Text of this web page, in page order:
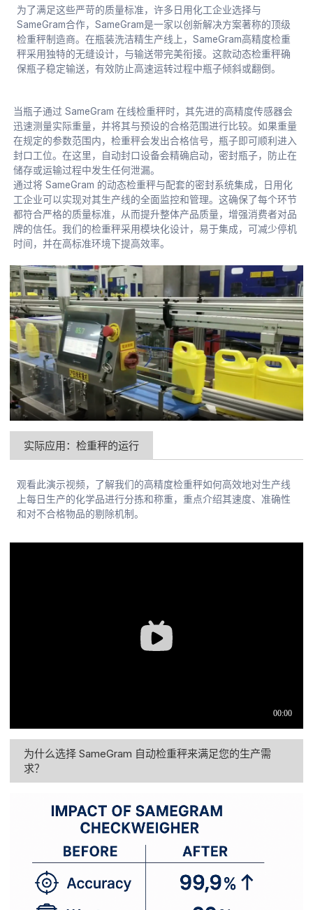
为了满足这些严苛的质量标准，许多日用化工企业选择与
SameGram合作，SameGram是一家以创新解决方案著称的顶级
检重秤制造商。在瓶装洗洁精生产线上，SameGram高精度检重
秤采用独特的无缝设计，与输送带完美衔接。这款动态检重秤确
保瓶子稳定输送，有效防止高速运转过程中瓶子倾斜或翻倒。
当瓶子通过 SameGram 在线检重秤时，其先进的高精度传感器会
迅速测量实际重量，并将其与预设的合格范围进行比较。如果重量
在规定的参数范围内，检重秤会发出合格信号，瓶子即可顺利进入
封口工位。在这里，自动封口设备会精确启动，密封瓶子，防止在
储存或运输过程中发生任何泄漏。
通过将 SameGram 的动态检重秤与配套的密封系统集成，日用化
工企业可以实现对其生产线的全面监控和管理。这确保了每个环节
都符合严格的质量标准，从而提升整体产品质量，增强消费者对品
牌的信任。我们的检重秤采用模块化设计，易于集成，可减少停机
时间，并在高标准环境下提高效率。
实际应用：检重秤的运行
观看此演示视频，了解我们的高精度检重秤如何高效地对生产线
上每日生产的化学品进行分拣和称重，重点介绍其速度、准确性
和对不合格物品的剔除机制。
为什么选择 SameGram 自动检重秤来满足您的生产需
求？